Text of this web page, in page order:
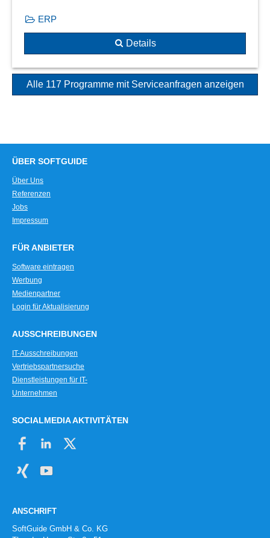
ERP
Details
Alle 117 Programme mit Serviceanfragen anzeigen
ÜBER SOFTGUIDE
Über Uns
Referenzen
Jobs
Impressum
FÜR ANBIETER
Software eintragen
Werbung
Medienpartner
Login für Aktualisierung
AUSSCHREIBUNGEN
IT-Ausschreibungen
Vertriebspartnersuche
Dienstleistungen für IT-
Unternehmen
SOCIALMEDIA AKTIVITÄTEN
ANSCHRIFT
SoftGuide GmbH & Co. KG